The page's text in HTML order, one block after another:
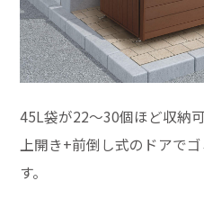
45L袋が22～30個ほど収納
上開き+前倒し式のドアで
す。